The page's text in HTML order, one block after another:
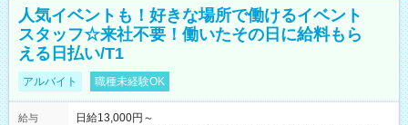
人気イベントも！好きな場所で働けるイベント
スタッフ☆来社不要！働いたその日に給料もら
える日払い/T1
アルバイト 職種未経験OK
給与
日給13,000円～